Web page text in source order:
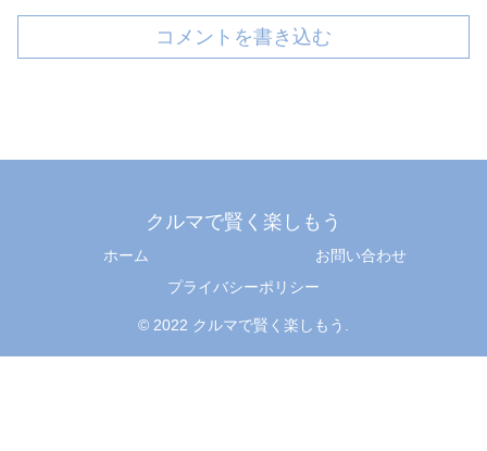
コメントを書き込む
クルマで賢く楽しもう
ホーム
お問い合わせ
プライバシーポリシー
© 2022 クルマで賢く楽しもう.